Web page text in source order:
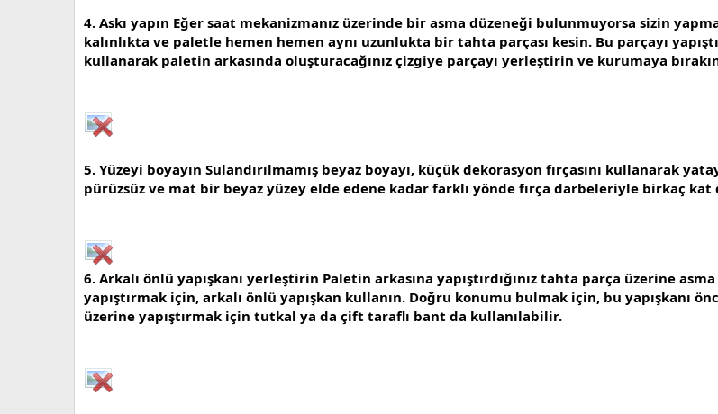
4. Askı yapın Eğer saat mekanizmanız üzerinde bir asma düzeneği bulunmuyorsa sizin
kalınlıkta ve paletle hemen hemen aynı uzunlukta bir tahta parçası kesin. Bu parçayı
kullanarak paletin arkasında oluşturacağınız çizgiye parçayı yerleştirin ve kurumaya
5. Yüzeyi boyayın Sulandırılmamış beyaz boyayı, küçük dekorasyon fırçasını kullanarak
pürüzsüz ve mat bir beyaz yüzey elde edene kadar farklı yönde fırça darbeleriyle birkaç kat
6. Arkalı önlü yapışkanı yerleştirin Paletin arkasına yapıştırdığınız tahta parça üzerine
yapıştırmak için, arkalı önlü yapışkan kullanın. Doğru konumu bulmak için, bu yapışkanı
üzerine yapıştırmak için tutkal ya da çift taraflı bant da kullanılabilir.